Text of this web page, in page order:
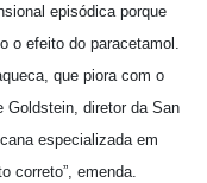
episódica porque
o efeito do paracetamol.
que piora com o
Goldstein, diretor da San
especializada em
correto”, emenda.